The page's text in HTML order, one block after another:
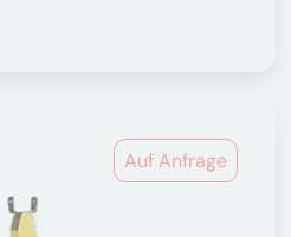
Auf Anfrage